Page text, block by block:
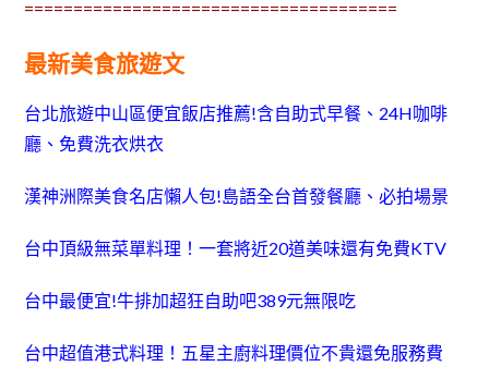
======================================
最新美食旅遊文
台北旅遊中山區便宜飯店推薦!含自助式早餐、24H咖啡
廳、免費洗衣烘衣
漢神洲際美食名店懶人包!島語全台首發餐廳、必拍場景
台中頂級無菜單料理！一套將近20道美味還有免費KTV
台中最便宜!牛排加超狂自助吧389元無限吃
台中超值港式料理！五星主廚料理價位不貴還免服務費